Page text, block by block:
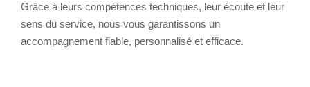
Grâce à leurs compétences techniques, leur écoute et leur
sens du service, nous vous garantissons un
accompagnement fiable, personnalisé et efficace.